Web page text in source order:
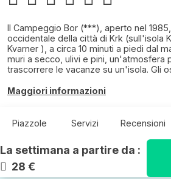
Il Campeggio Bor (***), aperto nel
occidentale della città di Krk (sull'isola
Kvarner ), a circa 10 minuti a piedi dal
muri a secco, ulivi e pini, un'atmosfera
trascorrere le vacanze su un'isola. Gli
ombreggiate con attacchi elettrici,
600 metri dal mare, ed accetta
(80-130m²; ognuna dotata di colonnina
150 piazzole per tenda (piazzole libere
cabine doccia, 20 bagni, 2 bagni per
Maggiori informazioni
Piazzole Servizi Recensioni
La settimana a partire da :
28 €